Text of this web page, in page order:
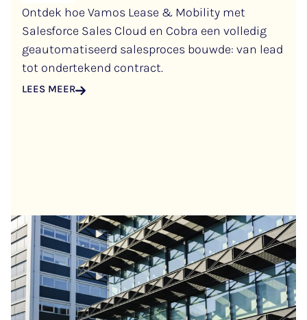
Ontdek hoe Vamos Lease & Mobility met
Salesforce Sales Cloud en Cobra een volledig
geautomatiseerd salesproces bouwde: van lead
tot ondertekend contract.
LEES MEER